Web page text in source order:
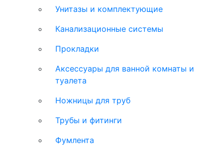
Унитазы и комплектующие
Канализационные системы
Прокладки
Аксессуары для ванной комнаты и
туалета
Ножницы для труб
Трубы и фитинги
Фумлента